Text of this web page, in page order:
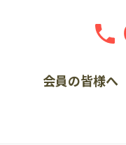
会員の皆様へ